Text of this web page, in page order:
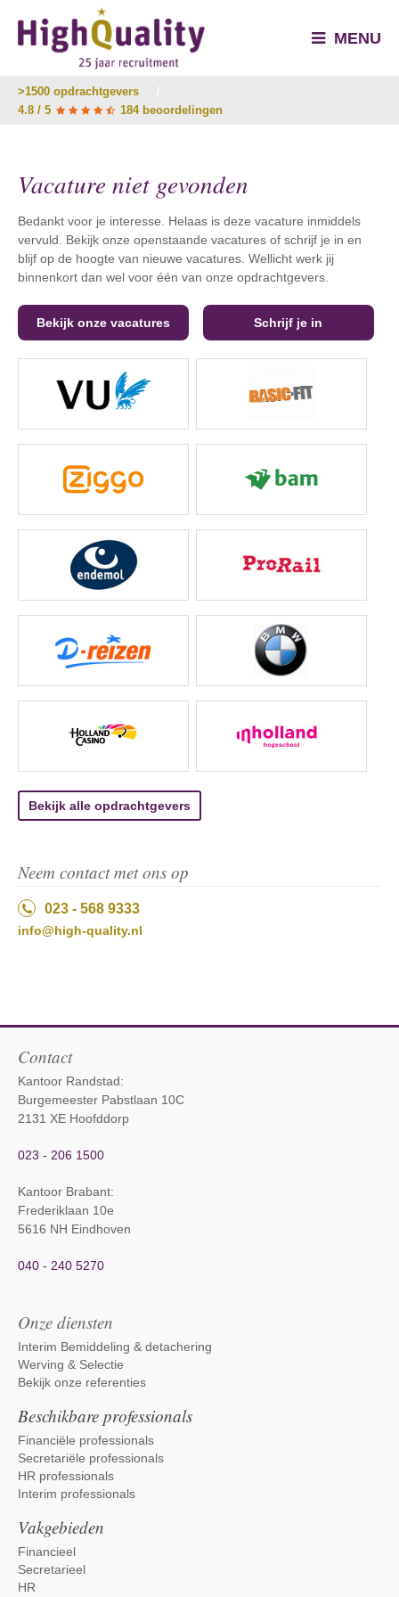
MENU
>1500 opdrachtgevers
4.8 / 5
184 beoordelingen
Vacature niet gevonden
Bedankt voor je interesse. Helaas is deze vacature inmiddels
vervuld. Bekijk onze openstaande vacatures of schrijf je in en
blijf op de hoogte van nieuwe vacatures. Wellicht werk jij
binnenkort dan wel voor één van onze opdrachtgevers.
Bekijk onze vacatures Schrijf je in
Bekijk alle opdrachtgevers
Neem contact met ons op
023 - 568 9333
info@high-quality.nl
Contact
Kantoor Randstad:
Burgemeester Pabstlaan 10C
2131 XE Hoofddorp
023 - 206 1500
Kantoor Brabant:
Frederiklaan 10e
5616 NH Eindhoven
040 - 240 5270
Onze diensten
Interim Bemiddeling & detachering
Werving & Selectie
Bekijk onze referenties
Beschikbare professionals
Financiële professionals
Secretariële professionals
HR professionals
Interim professionals
Vakgebieden
Financieel
Secretarieel
HR